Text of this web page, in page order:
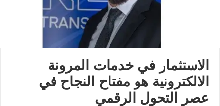
الاستثمار في خدمات المرونة
الالكترونية هو مفتاح النجاح في
عصر التحول الرقمي